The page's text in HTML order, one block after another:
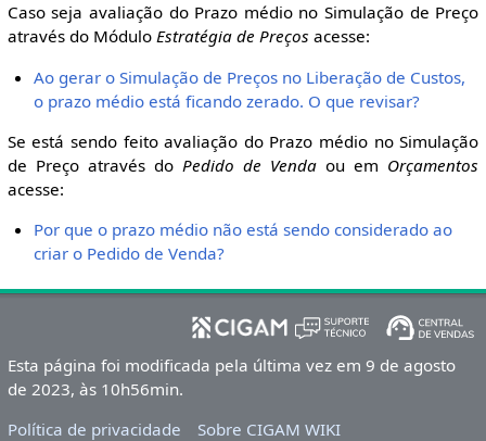
Caso seja avaliação do Prazo médio no Simulação de Preço
através do Módulo Estratégia de Preços acesse:
Ao gerar o Simulação de Preços no Liberação de Custos,
o prazo médio está ficando zerado. O que revisar?
Se está sendo feito avaliação do Prazo médio no Simulação
de Preço através do Pedido de Venda ou em Orçamentos
acesse:
Por que o prazo médio não está sendo considerado ao
criar o Pedido de Venda?
Esta página foi modificada pela última vez em 9 de agosto
de 2023, às 10h56min.
Política de privacidade
Sobre CIGAM WIKI